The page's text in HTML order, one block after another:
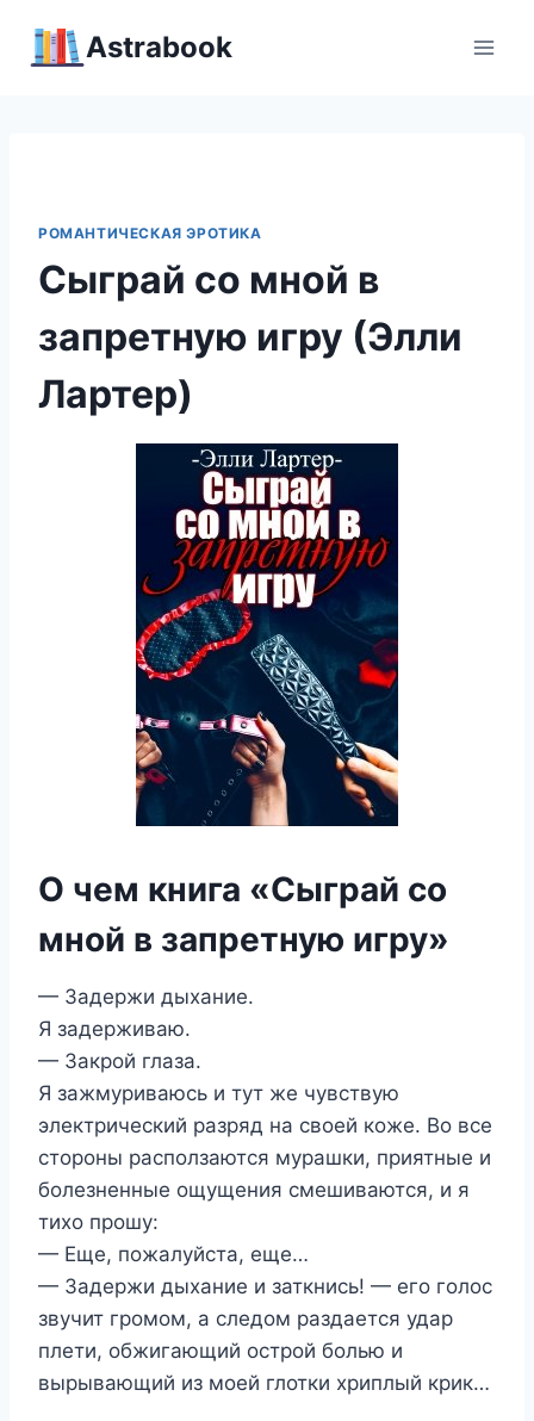
Аstrabook
РОМАНТИЧЕСКАЯ ЭРОТИКА
Сыграй со мной в
запретную игру (Элли
Лартер)
О чем книга «Сыграй со
мной в запретную игру»
— Задержи дыхание.
Я задерживаю.
— Закрой глаза.
Я зажмуриваюсь и тут же чувствую
электрический разряд на своей коже. Во все
стороны расползаются мурашки, приятные и
болезненные ощущения смешиваются, и я
тихо прошу:
— Еще, пожалуйста, еще…
— Задержи дыхание и заткнись! — его голос
звучит громом, а следом раздается удар
плети, обжигающий острой болью и
вырывающий из моей глотки хриплый крик…